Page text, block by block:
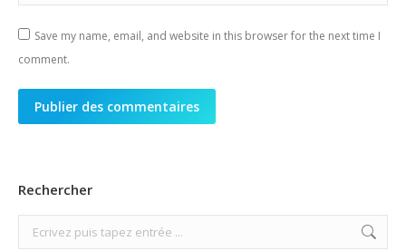
Save my name, email, and website in this browser for the next time I
comment.
Publier des commentaires
Rechercher
Search: